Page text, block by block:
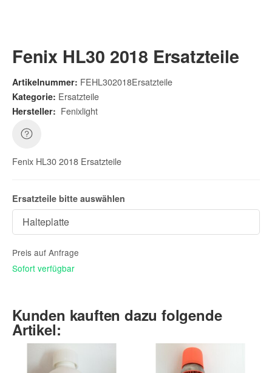
Fenix HL30 2018 Ersatzteile
Artikelnummer: FEHL302018Ersatzteile
Kategorie: Ersatzteile
Hersteller: Fenixlight
Fenix HL30 2018 Ersatzteile
Ersatzteile bitte auswählen
Preis auf Anfrage
Sofort verfügbar
Kunden kauften dazu folgende
Artikel: